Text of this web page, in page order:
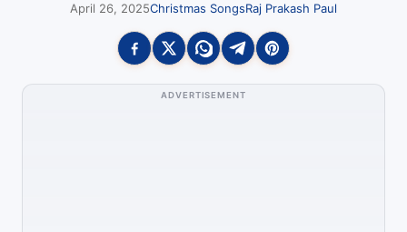
April 26, 2025Christmas SongsRaj Prakash Paul
ADVERTISEMENT